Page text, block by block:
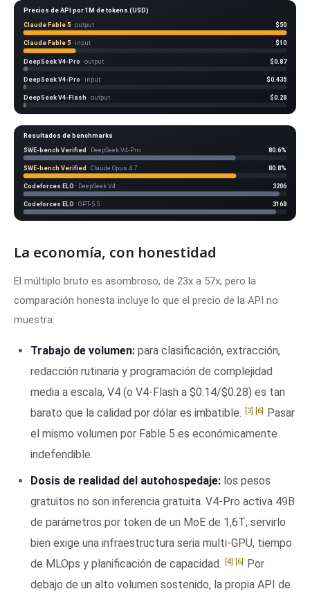
Precios de API por 1M de tokens (USD)
Claude Fable 5· output $50
Claude Fable 5· input $10
DeepSeek V4-Pro · output $0.87
DeepSeek V4-Pro · input $0.435
DeepSeek V4-Flash · output $0.28
Resultados de benchmarks
SWE-bench Verified · DeepSeek V4-Pro 80.6%
SWE-bench Verified · Claude Opus 4.7 80.8%
Codeforces ELO · DeepSeek V4 3206
Codeforces ELO · GPT-5.5 3168
La economía, con honestidad
El múltiplo bruto es asombroso, de 23x a 57x, pero la
comparación honesta incluye lo que el precio de la API no
muestra:
Trabajo de volumen: para clasificación, extracción,
redacción rutinaria y programación de complejidad
media a escala, V4 (o V4-Flash a $0.14/$0.28) es tan
barato que la calidad por dólar es imbatible. [3] [6] Pasar
el mismo volumen por Fable 5 es económicamente
indefendible.
Dosis de realidad del autohospedaje: los pesos
gratuitos no son inferencia gratuita. V4-Pro activa 49B
de parámetros por token de un MoE de 1,6T; servirlo
bien exige una infraestructura seria multi-GPU, tiempo
de MLOps y planificación de capacidad. [4] [6] Por
debajo de un alto volumen sostenido, la propia API de